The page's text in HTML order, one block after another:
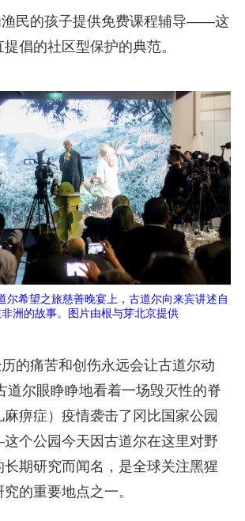
渔民的孩子提供免费课程辅导——这
倡的社区型保护的典范。
尔希望之旅慈善晚宴上，古道尔向来宾讲述自
洲的故事。图片由根与芽北京提供
的痛苦和创伤永远会让古道尔动
道尔眼睁睁地看着一场毁灭性的脊
痹症）疫情袭击了冈比国家公园
个公园今天因古道尔在这里对野
期研究而闻名，是全球关注黑猩
的重要地点之一。